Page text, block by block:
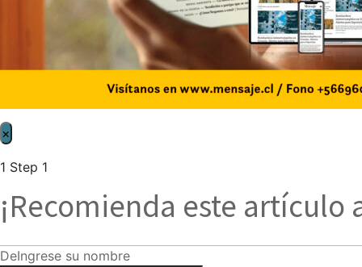
×
1 Step 1
¡Recomienda este artículo
DeIngrese su nombre